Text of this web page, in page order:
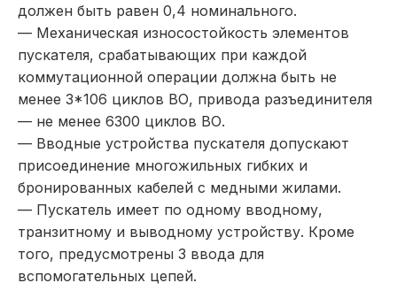
должен быть равен 0,4 номинального.
— Механическая износостойкость элементов
пускателя, срабатывающих при каждой
коммутационной операции должна быть не
менее 3*106 циклов ВО, привода разъединителя
— не менее 6300 циклов ВО.
— Вводные устройства пускателя допускают
присоединение многожильных гибких и
бронированных кабелей с медными жилами.
— Пускатель имеет по одному вводному,
транзитному и выводному устройству. Кроме
того, предусмотрены 3 ввода для
вспомогательных цепей.